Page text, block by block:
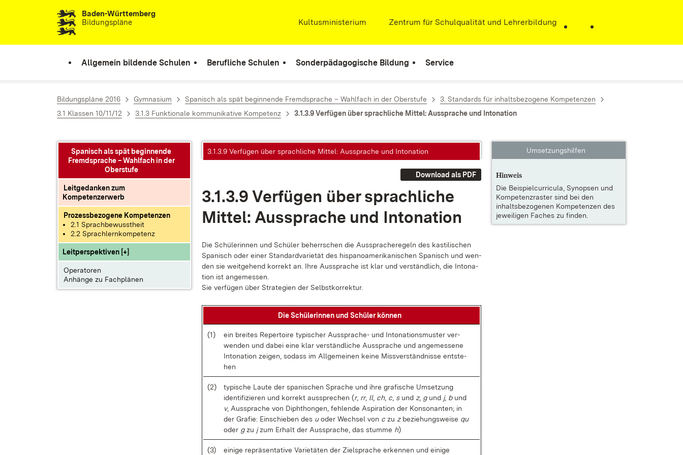
Zum Inhalt springenBaden-Württemberg
Bildungspläne
Extern:
Kultusministerium (Öffnet in neuem Fenster)
Extern:
Zentrum für Schulqualität und Lehrerbildung
Allgemein bildende Schulen Berufliche Schulen Sonderpädagogische Bildung Service
Bildungspläne 2016 Gymnasium Spanisch als spät beginnende Fremdsprache – Wahlfach in der Oberstufe
3. Standards für inhaltsbezogene Kompetenzen
3.1 Klassen 10/11/12
3.1.3 Funktionale kommunikative Kompetenz 3.1.3.9 Verfügen über sprachliche Mittel: Aussprache und Intonation
Spanisch als spät beginnende
Fremdsprache – Wahlfach in der
Oberstufe
Leitgedanken zum
Kompetenzerwerb
Prozessbezogene Kompetenzen
2.1 Sprachbewusstheit
2.2 Sprachlernkompetenz
Leitperspektiven [+]
Operatoren
Anhänge zu Fachplänen
3.1.3.9 Verfügen über sprachliche Mittel: Aussprache und Intonation
Download als PDF
3.1.3.9 Ver­fü­gen über sprach­li­che
Mit­tel: Aus­spra­che und In­to­na­ti­on
Die Schü­le­rin­nen und Schü­ler be­herr­schen die Aus­spra­che­re­geln des kas­ti­li­schen
Spa­nisch oder ei­ner Stan­dard­va­rie­tät des his­pano­ame­ri­ka­ni­schen Spa­nisch und wen­
den sie weit­ge­hend kor­rekt an. Ih­re Aus­spra­che ist klar und ver­ständ­lich, die In­to­na­
ti­on ist an­ge­mes­sen.
Sie ver­fü­gen über Stra­te­gi­en der Selbst­kor­rek­tur.
Die Schü­le­rin­nen und Schü­ler kön­nen
(1)
ein brei­tes Re­per­toire ty­pi­scher Aus­spra­che- und In­to­na­ti­ons­mus­ter ver­
wen­den und da­bei ei­ne klar ver­ständ­li­che Aus­spra­che und an­ge­mes­se­ne
In­to­na­ti­on zei­gen, so­dass im All­ge­mei­nen kei­ne Miss­ver­ständ­nis­se ent­ste­
hen
(2)
ty­pi­sche Lau­te der spa­ni­schen Spra­che und ih­re gra­fi­sche Um­set­zung
iden­ti­fi­zie­ren und kor­rekt aus­spre­chen (r, rr, ll, ch, c sund z, gund j, bund
v, Aus­spra­che von Di­phthon­gen, feh­len­de Aspi­ra­ti­on der Kon­so­nan­ten; in
der Gra­fie: Ein­schie­ben des uoder Wech­sel von c zu zbe­zie­hungs­wei­se qu
oder gzu jzum Er­halt der Aus­spra­che, das stum­me h)
(3)
ei­ni­ge re­prä­sen­ta­ti­ve Va­rie­tä­ten der Ziel­spra­che er­ken­nen und ei­ni­ge
Umsetzungshilfen
Hinweis
Die Beispielcurricula, Synopsen und
Kompetenzraster sind bei den
inhaltsbezogenen Kompetenzen des
jeweiligen Faches zu finden.